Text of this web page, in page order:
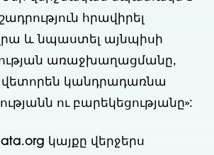
հրավիրել
և նպաստել այնպիսի
առաջխաղացմանը,
կանդրադառնա
ու բարեկեցությանը»:
կայքը վերջերս